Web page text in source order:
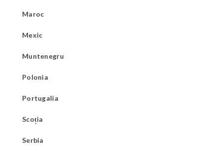
Maroc
Mexic
Muntenegru
Polonia
Portugalia
Scoția
Serbia